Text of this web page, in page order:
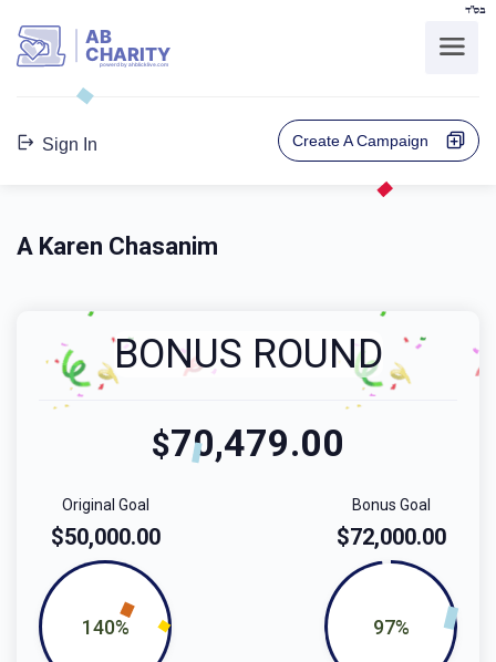
בס"ד
AB
CHARITY
powerd by ahblicklive.com
Sign In Create A Campaign
A Karen Chasanim
BONUS ROUND
$70,479.00
Bonus Goal
$72,000.00
97%
Original Goal
$50,000.00
140%